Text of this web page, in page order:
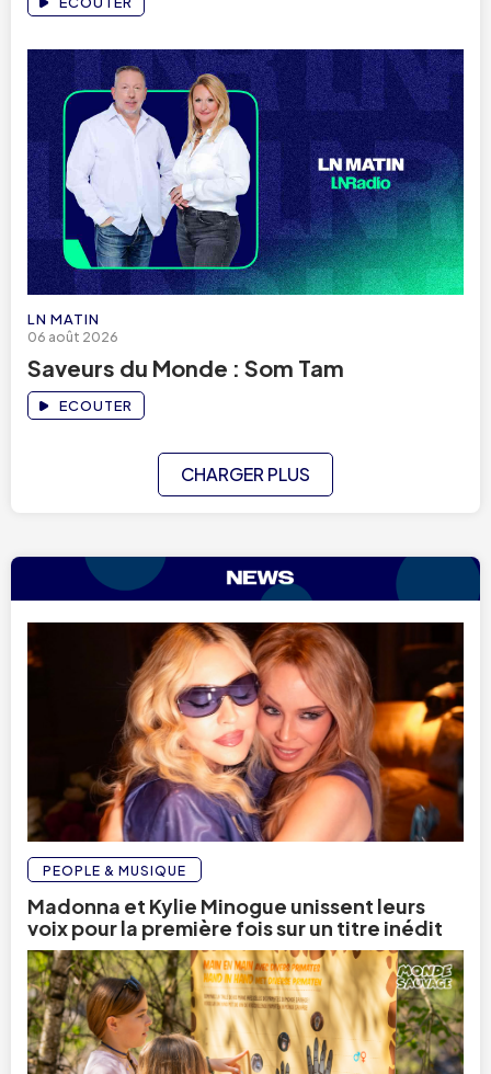
LN MATIN
06 août 2026
Saveurs du Monde : Som Tam
ECOUTER
CHARGER PLUS
PEOPLE & MUSIQUE
Madonna et Kylie Minogue unissent leurs
voix pour la première fois sur un titre inédit